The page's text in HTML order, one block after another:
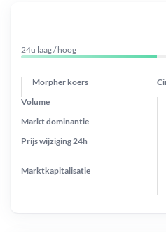
24u laag / hoog
Morpher koers
Prijs wijziging 24h
Markt dominantie
Marktkapitalisatie
Volume